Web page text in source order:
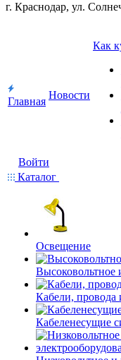
г. Краснодар, ул.
Главная
Новости
Как
Войти
Каталог
Освещение
Высоковольтное
Кабели, провода
Кабеленесущие